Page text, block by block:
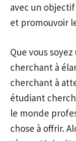
avec un
et promouvoir
Que vous
cherchant à
cherchant à
étudiant
le monde
chose à offrir.